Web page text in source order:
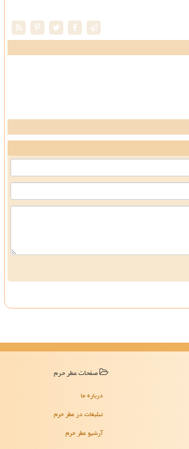
صفحات عطر حرم
درباره ما
تبلیغات در عطر حرم
آرشیو عطر حرم